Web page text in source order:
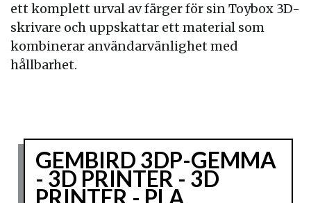
ett komplett urval av färger för sin Toybox 3D-
skrivare och uppskattar ett material som
kombinerar användarvänlighet med
hållbarhet.
GEMBIRD 3DP-GEMMA
- 3D PRINTER - 3D
PRINTER - PLA